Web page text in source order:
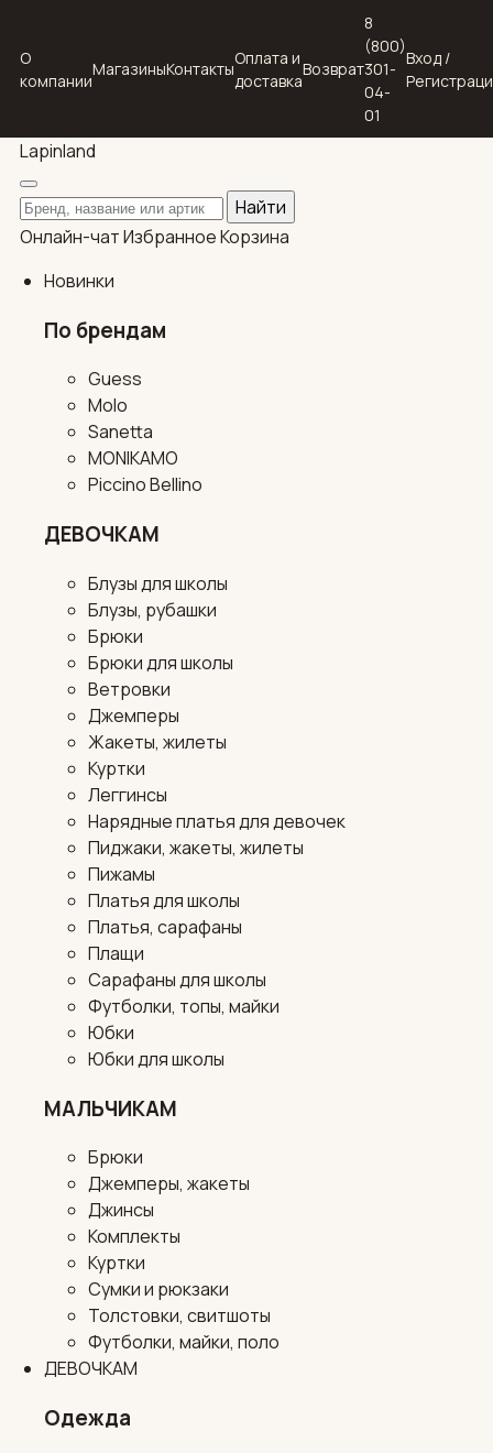
О
компании
МагазиныКонтакты
Оплата и
доставка
Возврат
8
(800)
301-
04-
01
Вход /
Lapinland
Поиск по каталогу
Найти
Онлайн-чатИзбранноеКорзина
Новинки
По брендам
Guess
Molo
Sanetta
MONIKAMO
Piccino Bellino
ДЕВОЧКАМ
Блузы для школы
Блузы, рубашки
Брюки
Брюки для школы
Ветровки
Джемперы
Жакеты, жилеты
Куртки
Леггинсы
Нарядные платья для девочек
Пиджаки, жакеты, жилеты
Пижамы
Платья для школы
Платья, сарафаны
Плащи
Сарафаны для школы
Футболки, топы, майки
Юбки
Юбки для школы
МАЛЬЧИКАМ
Брюки
Джемперы, жакеты
Джинсы
Комплекты
Куртки
Сумки и рюкзаки
Толстовки, свитшоты
Футболки, майки, поло
ДЕВОЧКАМ
Одежда